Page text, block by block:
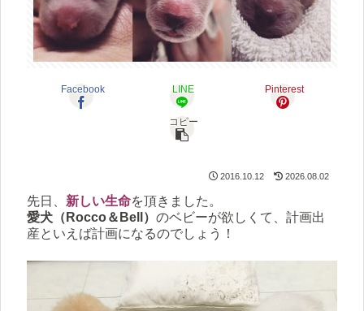
Facebook LINE Pinterest
コピー
2016.10.12 2026.08.02
先日、 新しい生命を頂きました。
愛犬（ Rocco＆Bell ） のベビーが欲しくて、計画出
産といえば計画になるのでしょう！